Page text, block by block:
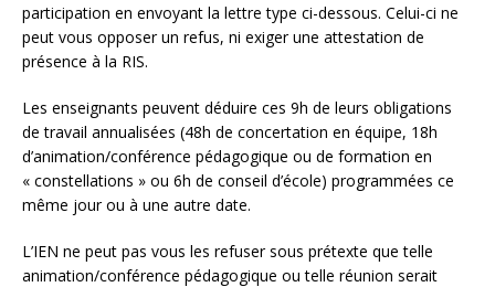
participation en envoyant la lettre type ci-dessous. Celui-ci ne
peut vous opposer un refus, ni exiger une attestation de
présence à la RIS.
Les enseignants peuvent déduire ces 9h de leurs obligations
de travail annualisées (48h de concertation en équipe, 18h
d’animation/conférence pédagogique ou de formation en
« constellations » ou 6h de conseil d’école) programmées ce
même jour ou à une autre date.
L’IEN ne peut pas vous les refuser sous prétexte que telle
animation/conférence pédagogique ou telle réunion serait